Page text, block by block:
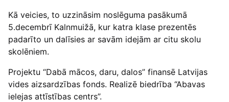
Kā veicies, to uzzināsim noslēguma pasākumā
5.decembrī Kalnmuižā, kur katra klase prezentēs
padarīto un dalīsies ar savām idejām ar citu skolu
skolēniem.
Projektu “Dabā mācos, daru, dalos” finansē Latvijas
vides aizsardzības fonds. Realizē biedrība “Abavas
ielejas attīstības centrs”.